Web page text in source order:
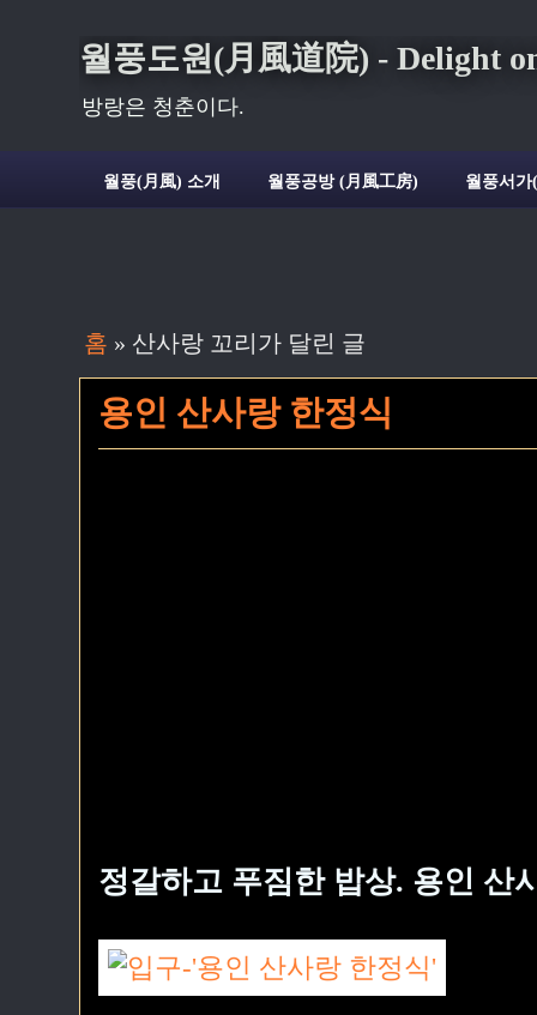
월풍도원(月風道院) - Delight
방랑은 청춘이다.
월풍(月風) 소개 월풍공방 (月風工房) 월풍서
홈 » 산사랑 꼬리가 달린 글
용인 산사랑 한정식
정갈하고 푸짐한 밥상. 용인 산